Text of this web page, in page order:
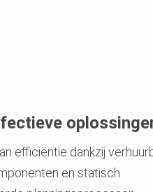
efficiëntie dankzij
en statisch